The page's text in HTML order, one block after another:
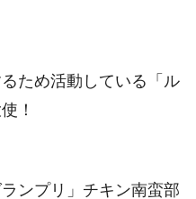
ため活動している「ル
！
ンプリ」チキン南蛮部